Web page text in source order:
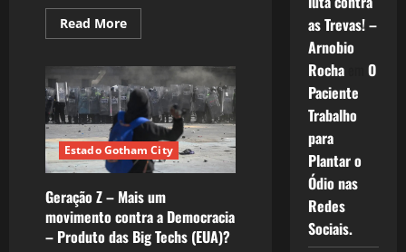
Read MoreRead
more
Sete
anos
mais
rápidos
e
lentos
da
minha
vida,
sem
Letícia!
Estado Gotham City
Geração Z – Mais um
movimento contra a Democracia
– Produto das Big Techs (EUA)?
as Trevas! –
Arnobio
Rochaem O
Paciente
Trabalho
para
Plantar o
Ódio nas
Redes
Sociais.